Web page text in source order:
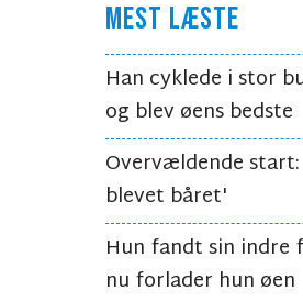
MEST LÆSTE
Han cyklede i stor
og blev øens bedste
Overvældende
blevet båret'
Hun fandt sin indre
nu forlader hun øen